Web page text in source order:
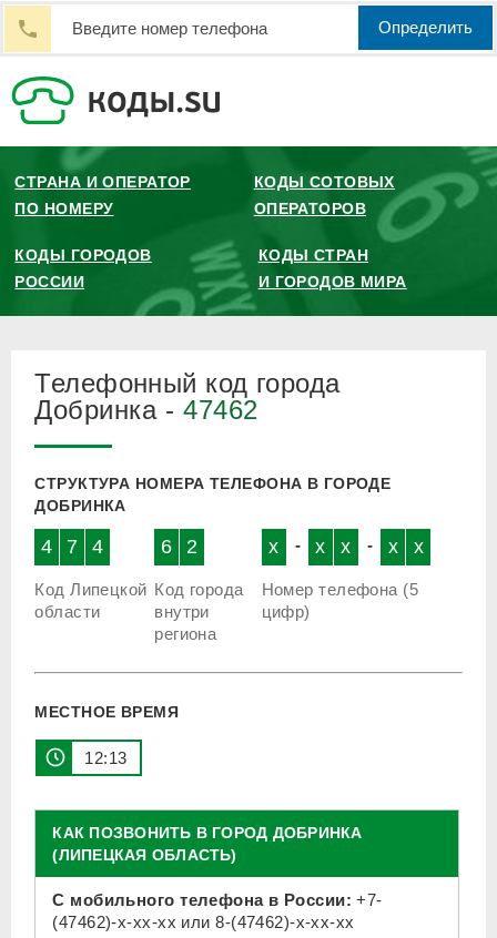
Определить
СТРАНА И ОПЕРАТОР
ПО НОМЕРУ
КОДЫ СОТОВЫХ
ОПЕРАТОРОВ
КОДЫ ГОРОДОВ
РОССИИ
КОДЫ СТРАН
И ГОРОДОВ МИРА
Телефонный код города
Добринка -47462
СТРУКТУРА НОМЕРА ТЕЛЕФОНА В ГОРОДЕ
ДОБРИНКА
4 7 4
Код Липецкой
области
6 2
Код города
внутри
региона
x - x x - x x
Номер телефона (5
цифр)
МЕСТНОЕ ВРЕМЯ
12:13
КАК ПОЗВОНИТЬ В ГОРОД ДОБРИНКА
(ЛИПЕЦКАЯ ОБЛАСТЬ)
С мобильного телефона в России: +7-
(47462)-x-xx-xx или8-(47462)-x-xx-xx